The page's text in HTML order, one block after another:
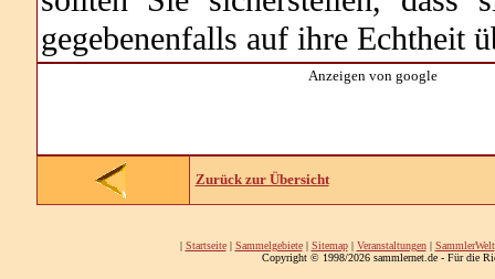
gegebenenfalls auf ihre Echtheit
Anzeigen von google
Zurück zur Übersicht
| Startseite| Sammelgebiete| Sitemap| Veranstaltungen| SammlerWelt
Copyright © 1998/2026 sammlernet.de - Für die